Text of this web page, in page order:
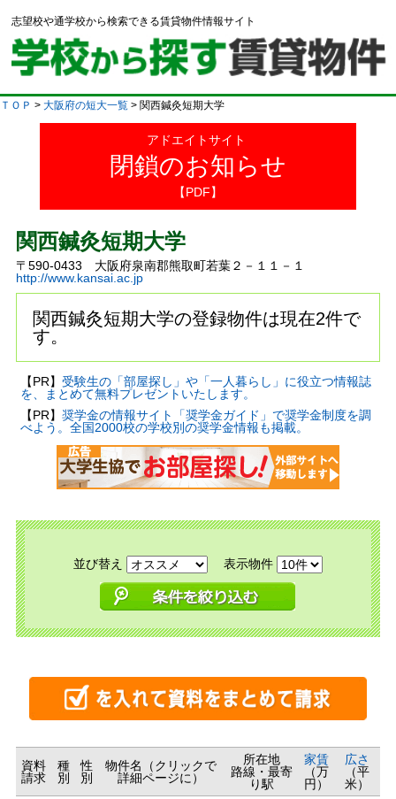
志望校や通学校から検索できる賃貸物件情報サイト
ＴＯＰ > 大阪府の短大一覧 > 関西鍼灸短期大学
アドエイトサイト
閉鎖のお知らせ
【PDF】
関西鍼灸短期大学
〒590-0433 大阪府泉南郡熊取町若葉２－１１－１
http://www.kansai.ac.jp
関西鍼灸短期大学の登録物件は現在2件で
す。
【PR】 受験生の「部屋探し」や「一人暮らし」に役立つ情報誌
を、まとめて無料プレゼントいたします。
【PR】 奨学金の情報サイト「奨学金ガイド」で奨学金制度を調
べよう。全国2000校の学校別の奨学金情報も掲載。
並び替え 表示物件
資料
請求
種
別
性
別
物件名（クリックで
詳細ページに）
所在地
路線・最寄
り駅
家賃
（万
円）
広さ
（平
米）